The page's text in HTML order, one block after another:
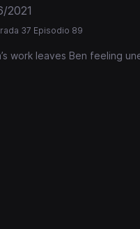
2021
37 Episodio 89
work leaves Ben feeling